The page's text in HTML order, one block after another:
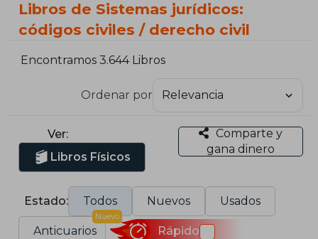
Libros de Sistemas jurídicos:
códigos civiles / derecho civil
Encontramos 3.644 Libros
Ordenar por
Ver:
Libros Físicos
Comparte y
gana dinero
Estado: Todos Nuevos Usados
Anticuarios
Nuevo
Rápido